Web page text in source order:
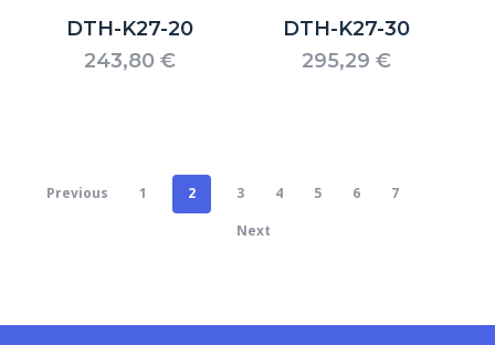
DTH-K27-20
243,80 €
DTH-K27-30
295,29 €
Previous 1 2 3 4 5 6
7
Next